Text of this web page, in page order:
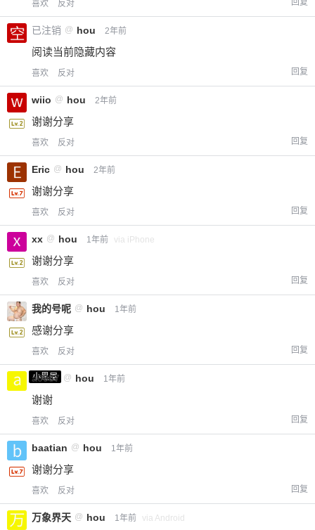
喜欢 反对
已注销 @ hou 2年前
阅读当前隐藏内容
喜欢 反对 回复
wiio @ hou 2年前
谢谢分享
喜欢 反对 回复
Eric @ hou 2年前
谢谢分享
喜欢 反对 回复
xx @ hou 1年前 via iPhone
谢谢分享
喜欢 反对 回复
我的号呢 @ hou 1年前
感谢分享
喜欢 反对 回复
小黑屋
a0987 @ hou 1年前
谢谢
喜欢 反对 回复
baatian @ hou 1年前
谢谢分享
喜欢 反对 回复
万象界天 @ hou 1年前 via Android